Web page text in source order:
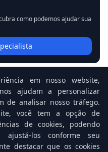
como podemos ajudar sua
em nosso website,
ajudam a personalizar
de analisar nosso tráfego.
você tem a opção de
de cookies, podendo
ajustá-los conforme seu
destacar que os cookies